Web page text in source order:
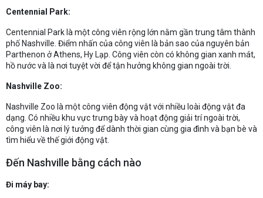
Centennial Park:
Centennial Park là một công viên rộng lớn nằm gần trung tâm thành
phố Nashville. Điểm nhấn của công viên là bản sao của nguyên bản
Parthenon ở Athens, Hy Lạp. Công viên còn có không gian xanh mát,
hồ nước và là nơi tuyệt vời để tận hưởng không gian ngoài trời.
Nashville Zoo:
Nashville Zoo là một công viên động vật với nhiều loài động vật đa
dạng. Có nhiều khu vực trưng bày và hoạt động giải trí ngoài trời,
công viên là nơi lý tưởng để dành thời gian cùng gia đình và bạn bè và
tìm hiểu về thế giới động vật.
Đến Nashville bằng cách nào
Đi máy bay: